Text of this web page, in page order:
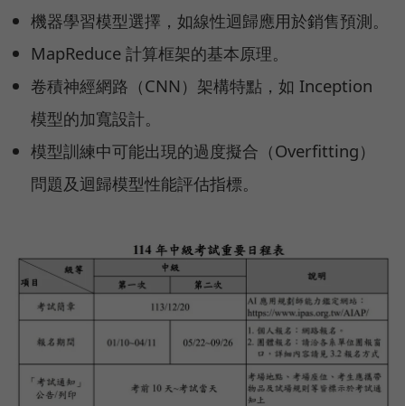
機器學習模型選擇，如線性迴歸應用於銷售預測。
MapReduce 計算框架的基本原理。
卷積神經網路（CNN）架構特點，如 Inception
模型的加寬設計。
模型訓練中可能出現的過度擬合（Overfitting）
問題及迴歸模型性能評估指標。